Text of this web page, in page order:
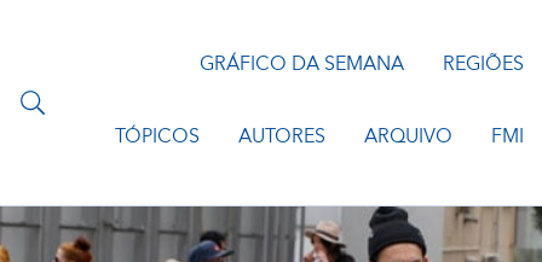
GRÁFICO DA SEMANA REGIÕES
TÓPICOS AUTORES ARQUIVO FMI